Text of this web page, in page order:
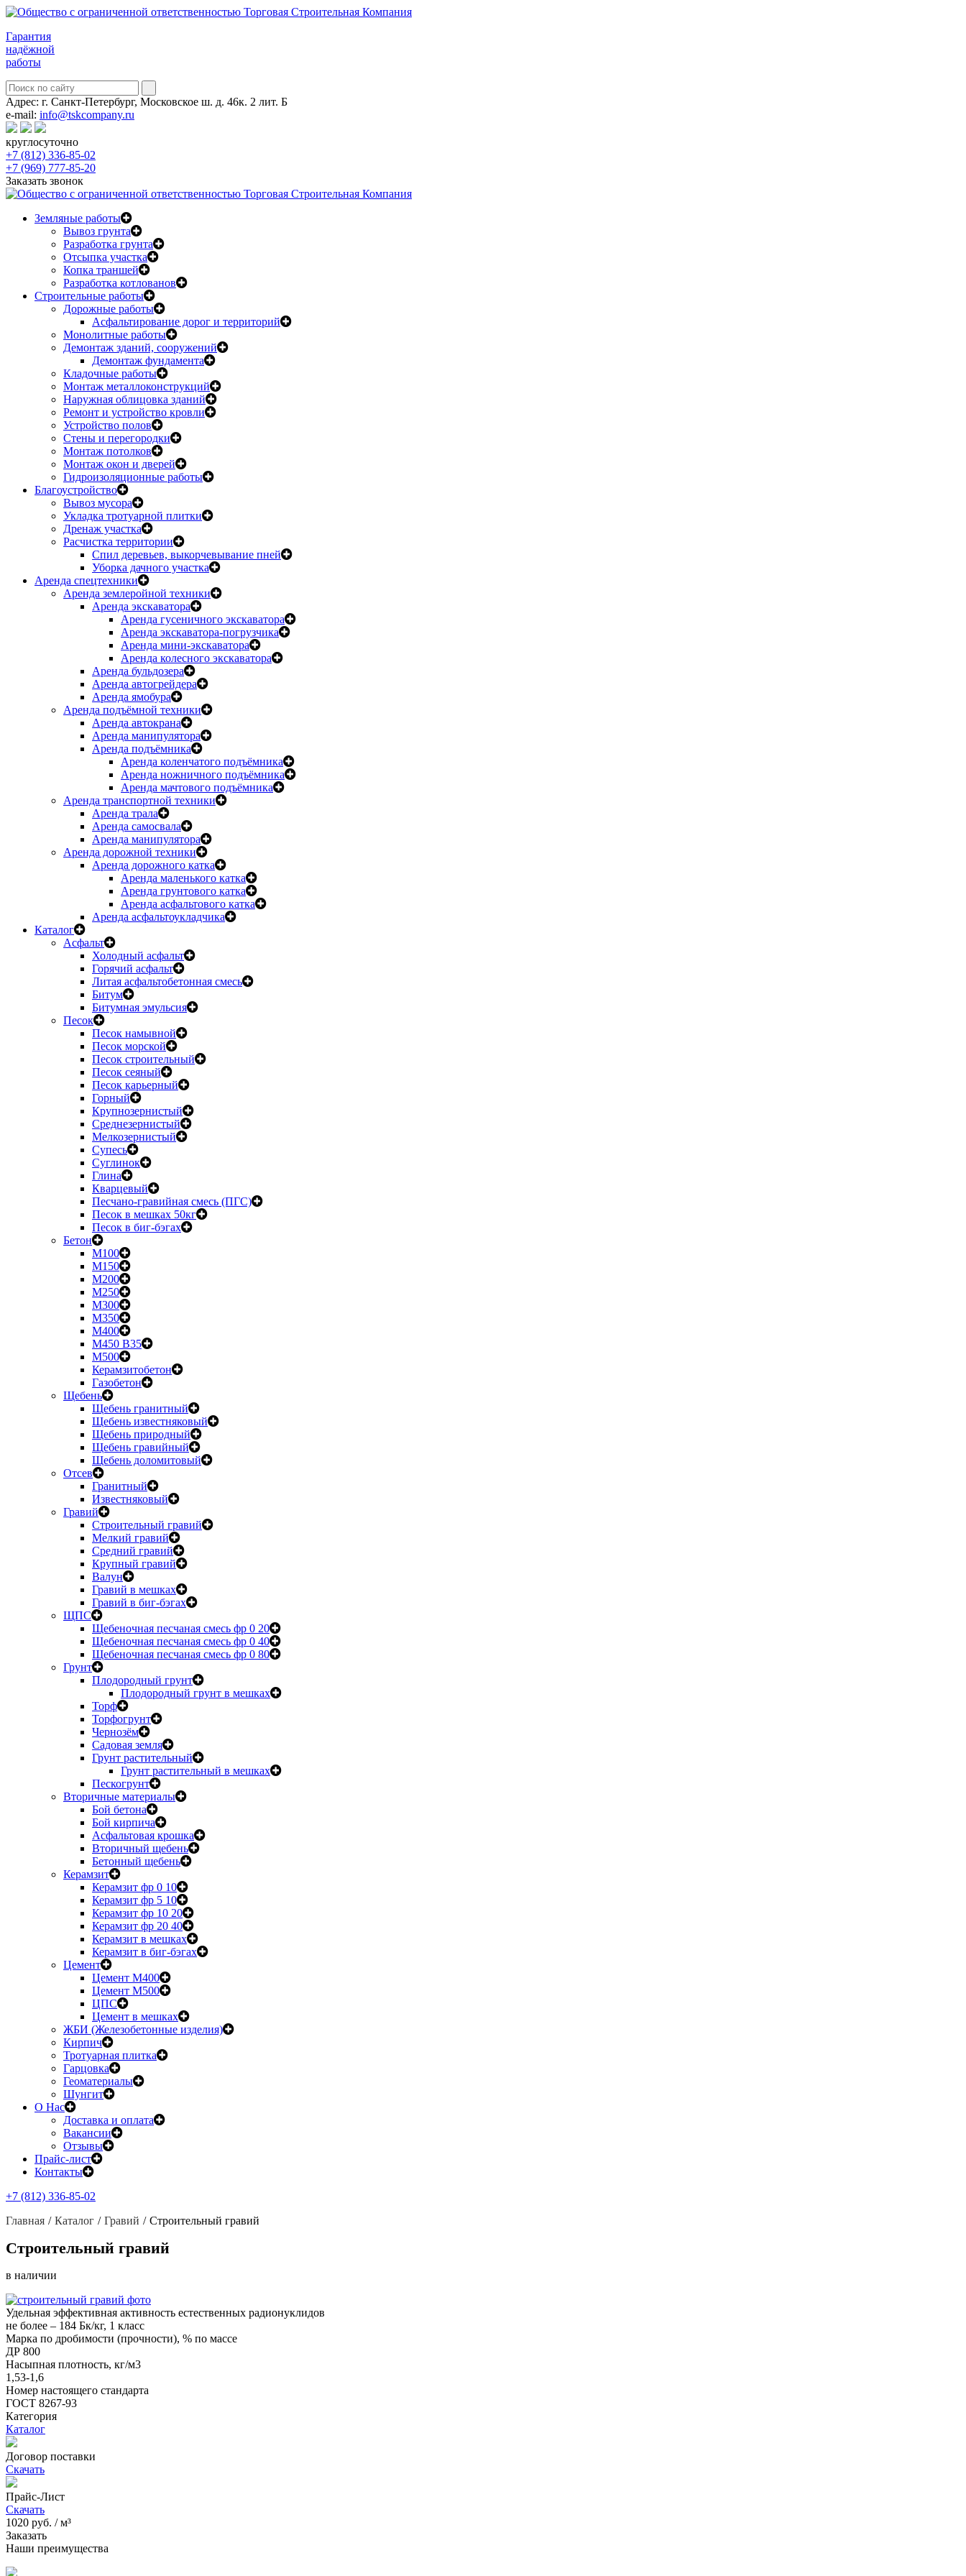
Гарантия
надёжной
работы
Адрес: г. Санкт-Петербург, Московское ш. д. 46к. 2 лит. Б
e-mail: info@tskcompany.ru
круглосуточно
+7 (812) 336-85-02
+7 (969) 777-85-20
Заказать звонок
Земляные работы
Вывоз грунта
Разработка грунта
Отсыпка участка
Копка траншей
Разработка котлованов
Строительные работы
Дорожные работы
Асфальтирование дорог и территорий
Монолитные работы
Демонтаж зданий, сооружений
Демонтаж фундамента
Кладочные работы
Монтаж металлоконструкций
Наружная облицовка зданий
Ремонт и устройство кровли
Устройство полов
Стены и перегородки
Монтаж потолков
Монтаж окон и дверей
Гидроизоляционные работы
Благоустройство
Вывоз мусора
Укладка тротуарной плитки
Дренаж участка
Расчистка территории
Спил деревьев, выкорчевывание пней
Уборка дачного участка
Аренда спецтехники
Аренда землеройной техники
Аренда экскаватора
Аренда гусеничного экскаватора
Аренда экскаватора-погрузчика
Аренда мини-экскаватора
Аренда колесного экскаватора
Аренда бульдозера
Аренда автогрейдера
Аренда ямобура
Аренда подъёмной техники
Аренда автокрана
Аренда манипулятора
Аренда подъёмника
Аренда коленчатого подъёмника
Аренда ножничного подъёмника
Аренда мачтового подъёмника
Аренда транспортной техники
Аренда трала
Аренда самосвала
Аренда манипулятора
Аренда дорожной техники
Аренда дорожного катка
Аренда маленького катка
Аренда грунтового катка
Аренда асфальтового катка
Аренда асфальтоукладчика
Каталог
Асфальт
Холодный асфальт
Горячий асфальт
Литая асфальтобетонная смесь
Битум
Битумная эмульсия
Песок
Песок намывной
Песок морской
Песок строительный
Песок сеяный
Песок карьерный
Горный
Крупнозернистый
Среднезернистый
Мелкозернистый
Супесь
Суглинок
Глина
Кварцевый
Песчано-гравийная смесь (ПГС)
Песок в мешках 50кг
Песок в биг-бэгах
Бетон
М100
М150
М200
М250
М300
М350
М400
М450 B35
М500
Керамзитобетон
Газобетон
Щебень
Щебень гранитный
Щебень известняковый
Щебень природный
Щебень гравийный
Щебень доломитовый
Отсев
Гранитный
Известняковый
Гравий
Строительный гравий
Мелкий гравий
Средний гравий
Крупный гравий
Валун
Гравий в мешках
Гравий в биг-бэгах
ЩПС
Щебеночная песчаная смесь фр 0 20
Щебеночная песчаная смесь фр 0 40
Щебеночная песчаная смесь фр 0 80
Грунт
Плодородный грунт
Плодородный грунт в мешках
Торф
Торфогрунт
Чернозём
Садовая земля
Грунт растительный
Грунт растительный в мешках
Пескогрунт
Вторичные материалы
Бой бетона
Бой кирпича
Асфальтовая крошка
Вторичный щебень
Бетонный щебень
Керамзит
Керамзит фр 0 10
Керамзит фр 5 10
Керамзит фр 10 20
Керамзит фр 20 40
Керамзит в мешках
Керамзит в биг-бэгах
Цемент
Цемент М400
Цемент М500
ЦПС
Цемент в мешках
ЖБИ (Железобетонные изделия)
Кирпич
Тротуарная плитка
Гарцовка
Геоматериалы
Шунгит
О Нас
Доставка и оплата
Вакансии
Отзывы
Прайс-лист
Контакты
+7 (812) 336-85-02
Главная
Каталог Гравий Строительный гравий
Строительный гравий
в наличии
Удельная эффективная активность естественных радионуклидов
не более – 184 Бк/кг, 1 класс
Марка по дробимости (прочности), % по массе
ДР 800
Насыпная плотность, кг/м3
1,53-1,6
Номер настоящего стандарта
ГОСТ 8267-93
Категория
Каталог
Договор поставки
Скачать
Прайс-Лист
Скачать
1020 руб. / м³
Заказать
Наши преимущества